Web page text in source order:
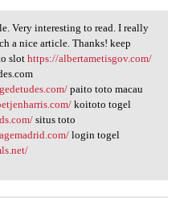
Very
Very interesting to read. I really
a nice article. Thanks! keep
slot https://albertametisgov.com/
paito toto macau
koitoto togel
situs toto
login togel